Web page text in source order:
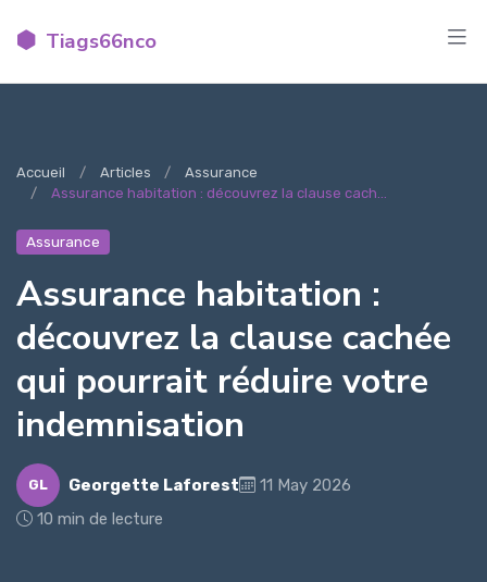
Tiags66nco
Accueil Articles
Assurance
Assurance habitation : découvrez la clause cach...
Assurance
Assurance habitation :
découvrez la clause cachée
qui pourrait réduire votre
indemnisation
GL Georgette Laforest
11 May 2026
10 min de lecture